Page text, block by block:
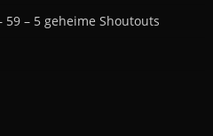
59 – 5 geheime Shoutouts